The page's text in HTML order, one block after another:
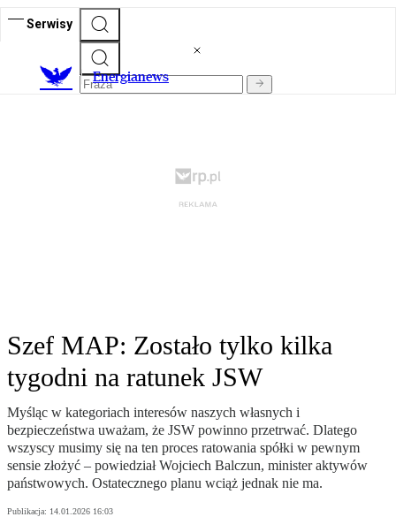
Serwisy
Energianews
Szef MAP: Zostało tylko kilka
tygodni na ratunek JSW
Myśląc w kategoriach interesów naszych własnych i
bezpieczeństwa uważam, że JSW powinno przetrwać. Dlatego
wszyscy musimy się na ten proces ratowania spółki w pewnym
sensie złożyć – powiedział Wojciech Balczun, minister aktywów
państwowych. Ostatecznego planu wciąż jednak nie ma.
Publikacja: 14.01.2026 16:03